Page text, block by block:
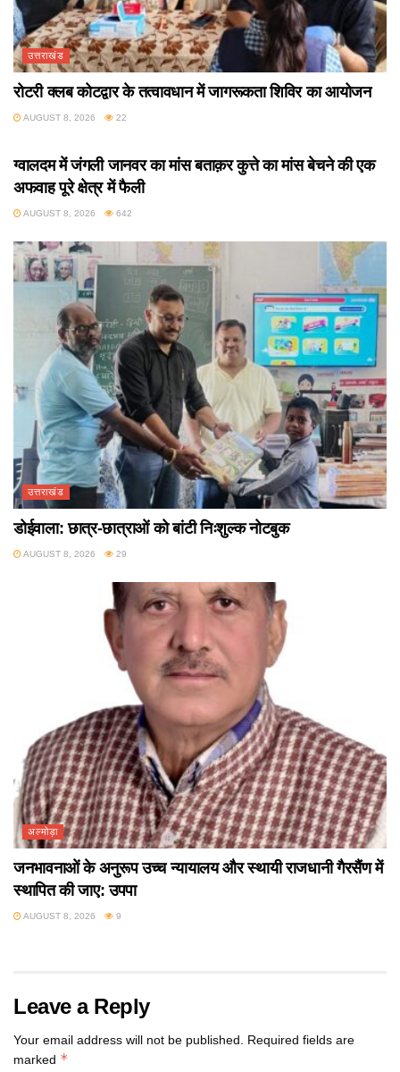
उत्तराखंड
रोटरी क्लब कोटद्वार के तत्वावधान में जागरूकता शिविर का आयोजन
AUGUST 8, 2026 22
ग्वालदम में जंगली जानवर का मांस बताक़र कुत्ते का मांस बेचने की एक
अफवाह पूरे क्षेत्र में फैली
AUGUST 8, 2026 642
उत्तराखंड
डोईवाला: छात्र-छात्राओं को बांटी निःशुल्क नोटबुक
AUGUST 8, 2026 29
अल्मोड़ा
जनभावनाओं के अनुरूप उच्च न्यायालय और स्थायी राजधानी गैरसैंण में
स्थापित की जाए: उपपा
AUGUST 8, 2026 9
Leave a Reply
Your email address will not be published. Required fields are
marked *